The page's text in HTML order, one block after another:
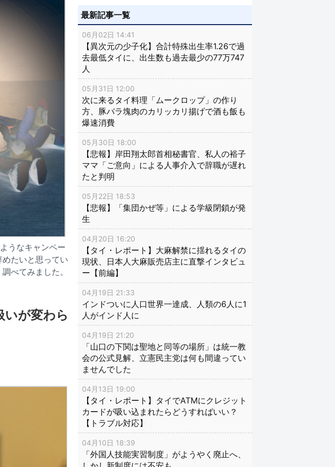
うなキャンペー
たいと思ってい
べてみました。
いが変わら
最新記事一覧
06月02日 14:41
【異次元の少子化】合計特殊出生率1.26で過
去最低タイに、出生数も過去最少の77万747
人
05月31日 12:00
次に来るタイ料理「ムークロップ」の作り
方、豚バラ塊肉のカリッカリ揚げで酒も飯も
爆速消費
05月30日 18:00
【悲報】岸田翔太郎首相秘書官、私人の裕子
ママ「ご意向」による人事介入で辞職が遅れ
たと判明
05月22日 18:53
【悲報】「集団かぜ等」による学級閉鎖が発
生
04月20日 16:20
【タイ・レポート】大麻解禁に揺れるタイの
現状、日本人大麻販売店主に直撃インタビュ
ー【前編】
04月19日 21:33
インドついに人口世界一達成、人類の6人に1
人がインド人に
04月19日 21:20
「山口の下関は聖地と同等の場所」は統一教
会の公式見解、立憲民主党は何も間違ってい
ませんでした
04月13日 19:00
【タイ・レポート】タイでATMにクレジット
カードが吸い込まれたらどうすればいい？
【トラブル対応】
04月10日 18:39
「外国人技能実習制度」がようやく廃止へ、